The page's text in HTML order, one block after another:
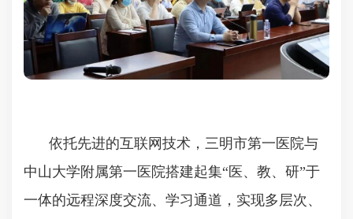
依托先进的互联网技术，三明市第一医院与
中山大学附属第一医院搭建起集“医、教、研”于
一体的远程深度交流、学习通道，实现多层次、